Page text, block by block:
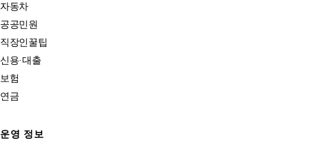
자동차
공공민원
직장인꿀팁
신용·대출
보험
연금
운영 정보